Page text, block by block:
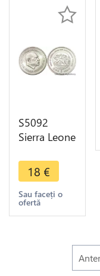
S5092
Sierra Leone
Dr. Siaka
Stevens
1974 Lion
UNC - Faire
18 €
Sau faceți o
ofertă